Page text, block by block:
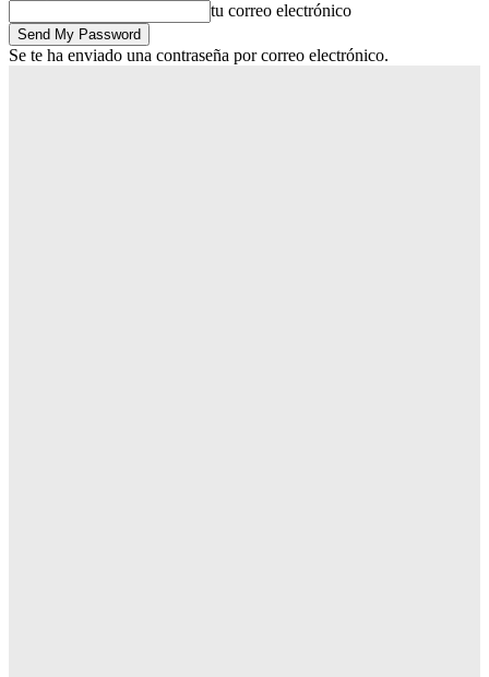
tu correo electrónico
Se te ha enviado una contraseña por correo electrónico.